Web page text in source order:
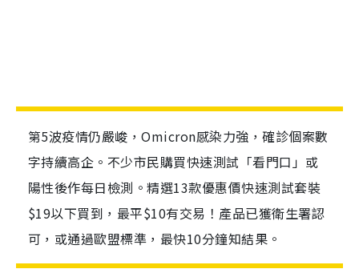
第5波疫情仍嚴峻，Omicron感染力強，確診個案數
字持續高企。不少市民購買快速測試「看門口」或
陽性後作每日檢測。精選13款優惠價快速測試套裝
$19以下買到，最平$10有交易！產品已獲衛生署認
可，或通過歐盟標準，最快10分鐘知結果。